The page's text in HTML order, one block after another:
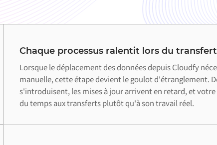
Chaque processus ralentit lors du transfert
Lorsque le déplacement des données depuis Cloudfy
manuelle, cette étape devient le goulot d'étranglement.
s'introduisent, les mises à jour arrivent en retard, et
du temps aux transferts plutôt qu'à son travail réel.